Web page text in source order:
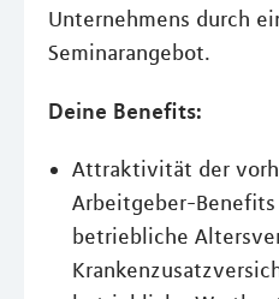
Unternehmens durch
Seminarangebot.
Deine Benefits:
Attraktivität der
Arbeitgeber-Benefits
betriebliche